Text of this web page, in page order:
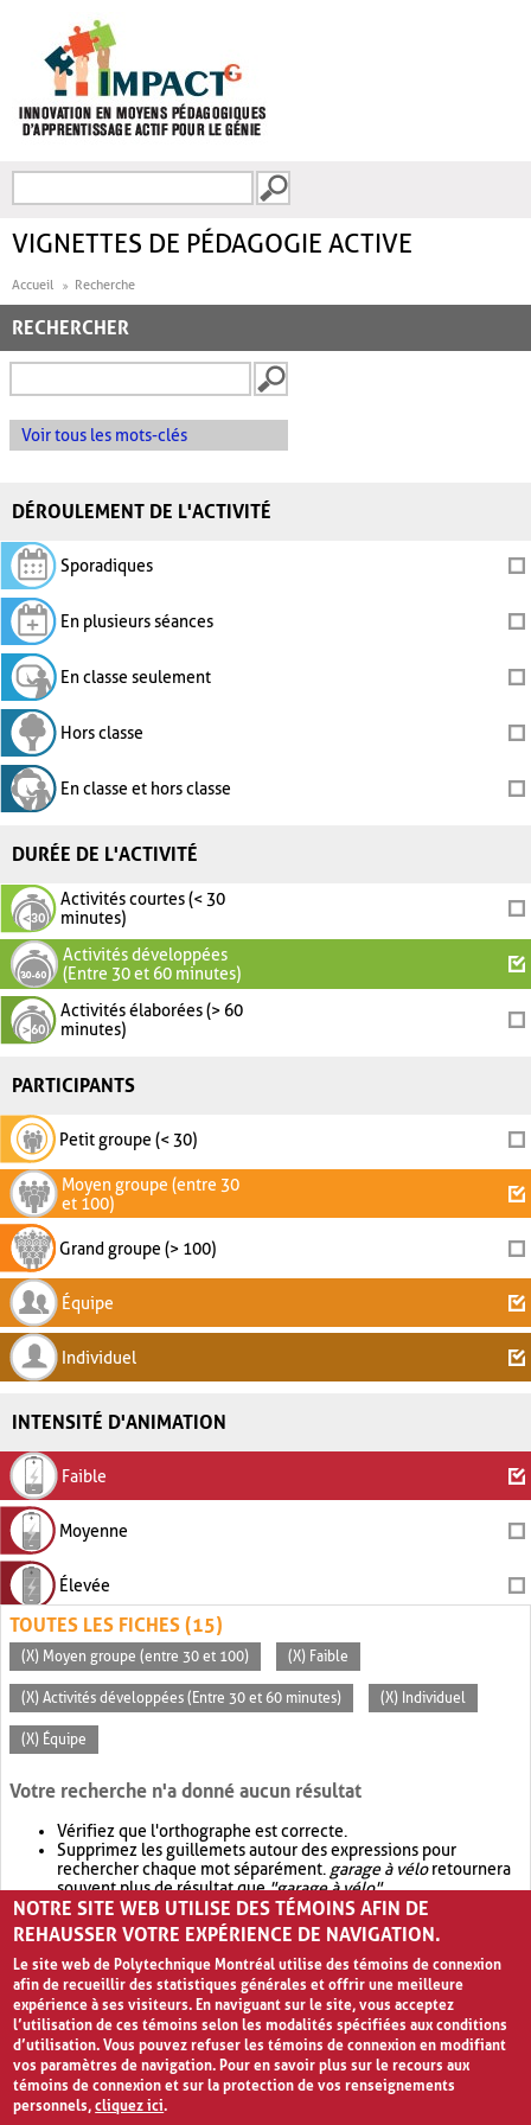
FORMULAIRE DE
VIGNETTES DE PÉDAGOGIE ACTIVE
Accueil Recherche
RECHERCHER
Voir tous les mots-clés
DÉROULEMENT DE L'ACTIVITÉ
Sporadiques
En plusieurs séances
En classe seulement
Hors classe
En classe et hors classe
DURÉE DE L'ACTIVITÉ
Activités courtes (< 30
minutes)
Activités développées
(Entre 30 et 60 minutes)
Activités élaborées (> 60
minutes)
PARTICIPANTS
Petit groupe (< 30)
Moyen groupe (entre 30
et 100)
Grand groupe (> 100)
Équipe
Individuel
INTENSITÉ D'ANIMATION
Faible
Moyenne
Élevée
TOUTES LES FICHES (15)
(X) Moyen groupe (entre 30 et 100) (X) Faible
(X) Activités développées (Entre 30 et 60 minutes) (X) Individuel
(X) Équipe
Votre recherche n'a donné aucun résultat
Vérifiez que l'orthographe est correcte.
Supprimez les guillemets autour des expressions pour
rechercher chaque mot séparément. garage à véloretournera
souvent plus de résultat que"garage à vélo".
Envisagez d'élargir votre recherche avec OR.garage OR vélo
retournera souvent plus de résultat quegarage à vélo
NOTRE SITE WEB UTILISE DES TÉMOINS AFIN DE
REHAUSSER VOTRE EXPÉRIENCE DE NAVIGATION.
Le site web de Polytechnique Montréal utilise des témoins de connexion
afin de recueillir des statistiques générales et offrir une meilleure
expérience à ses visiteurs. En naviguant sur le site, vous acceptez
l’utilisation de ces témoins selon les modalités spécifiées aux conditions
d’utilisation. Vous pouvez refuser les témoins de connexion en modifiant
vos paramètres de navigation. Pour en savoir plus sur le recours aux
témoins de connexion et sur la protection de vos renseignements
personnels,cliquez ici.